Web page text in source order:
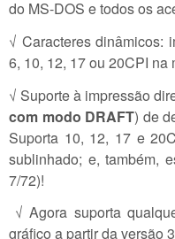
do MS-DOS e todos os
√ Caracteres dinâmicos:
6, 10, 12, 17 ou 20CPI na
√ Suporte à impressão
com modo DRAFT) de
Suporta 10, 12, 17 e
sublinhado; e, também,
7/72)!
√ Agora suporta
gráfico a partir da versão